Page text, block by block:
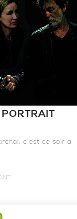
c’est ce soir à